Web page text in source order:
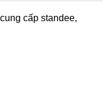
cấp standee,